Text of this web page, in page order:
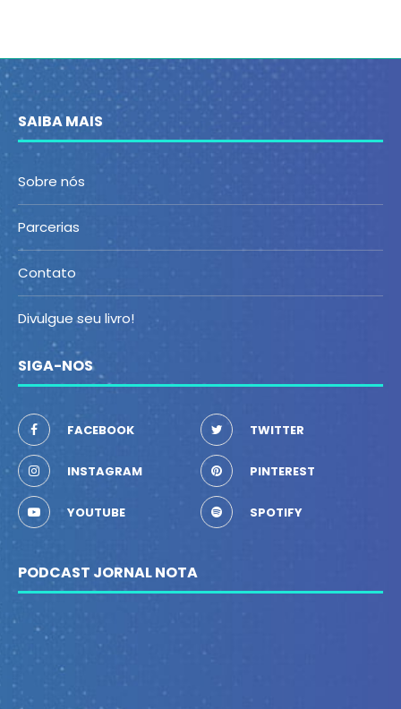
SAIBA MAIS
Sobre nós
Parcerias
Contato
Divulgue seu livro!
SIGA-NOS
FACEBOOK TWITTER
INSTAGRAM PINTEREST
YOUTUBE SPOTIFY
PODCAST JORNAL NOTA